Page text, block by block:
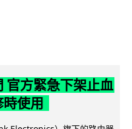
官方緊急下架止血
使用